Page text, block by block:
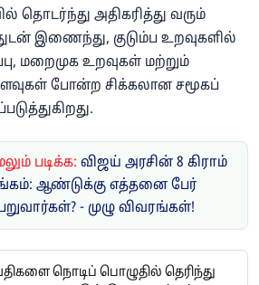
தொடர்ந்து அதிகரித்து வரும்
இணைந்து, குடும்ப உறவுகளில்
மறைமுக உறவுகள் மற்றும்
போன்ற சிக்கலான சமூகப்
படிக்க: விஜய் அரசின் 8 கிராம்
ஆண்டுக்கு எத்தனை பேர்
- முழு விவரங்கள்!
நொடிப் பொழுதில் தெரிந்து